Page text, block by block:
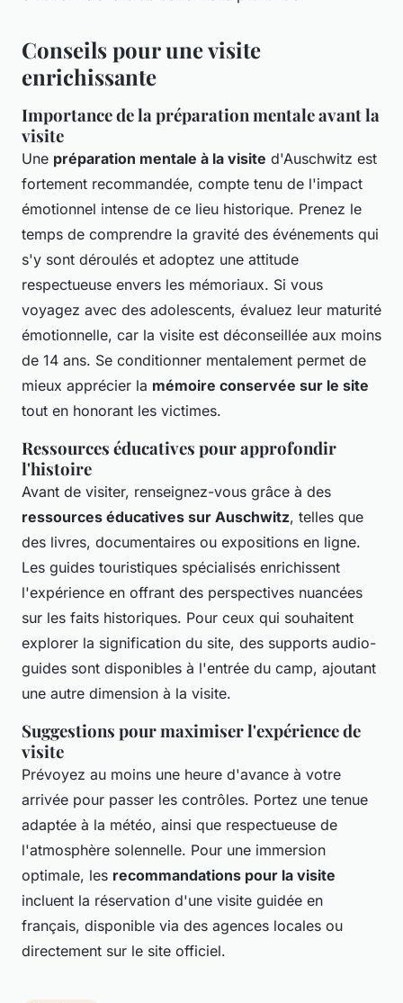
Conseils pour une visite
enrichissante
Importance de la préparation mentale avant la
visite
Une préparation mentale à la visite d'Auschwitz est
fortement recommandée, compte tenu de l'impact
émotionnel intense de ce lieu historique. Prenez le
temps de comprendre la gravité des événements qui
s'y sont déroulés et adoptez une attitude
respectueuse envers les mémoriaux. Si vous
voyagez avec des adolescents, évaluez leur maturité
émotionnelle, car la visite est déconseillée aux moins
de 14 ans. Se conditionner mentalement permet de
mieux apprécier la mémoire conservée sur le site
tout en honorant les victimes.
Ressources éducatives pour approfondir
l'histoire
Avant de visiter, renseignez-vous grâce à des
ressources éducatives sur Auschwitz, telles que
des livres, documentaires ou expositions en ligne.
Les guides touristiques spécialisés enrichissent
l'expérience en offrant des perspectives nuancées
sur les faits historiques. Pour ceux qui souhaitent
explorer la signification du site, des supports audio-
guides sont disponibles à l'entrée du camp, ajoutant
une autre dimension à la visite.
Suggestions pour maximiser l'expérience de
visite
Prévoyez au moins une heure d'avance à votre
arrivée pour passer les contrôles. Portez une tenue
adaptée à la météo, ainsi que respectueuse de
l'atmosphère solennelle. Pour une immersion
optimale, les recommandations pour la visite
incluent la réservation d'une visite guidée en
français, disponible via des agences locales ou
directement sur le site officiel.